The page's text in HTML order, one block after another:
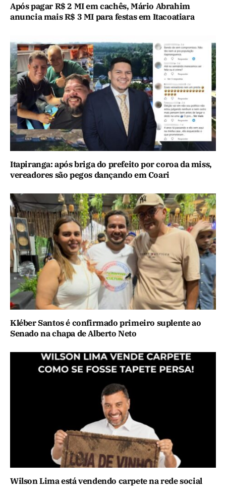
Após pagar R$ 2 MI em cachês, Mário Abrahim
anuncia mais R$ 3 MI para festas em Itacoatiara
Itapiranga: após briga do prefeito por coroa da miss,
vereadores são pegos dançando em Coari
Kléber Santos é confirmado primeiro suplente ao
Senado na chapa de Alberto Neto
Wilson Lima está vendendo carpete na rede social